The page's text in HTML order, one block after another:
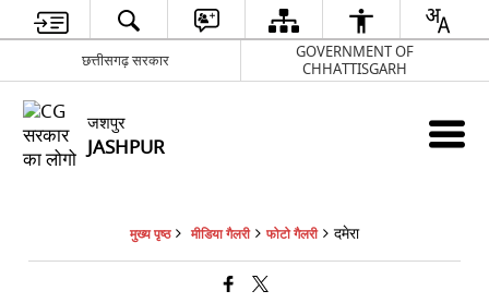
छत्तीसगढ़ सरकार
GOVERNMENT OF
CHHATTISGARH
जशपुर
JASHPUR
मुख्य पृष्ठ मीडिया गैलरी फोटो गैलरी दमेरा